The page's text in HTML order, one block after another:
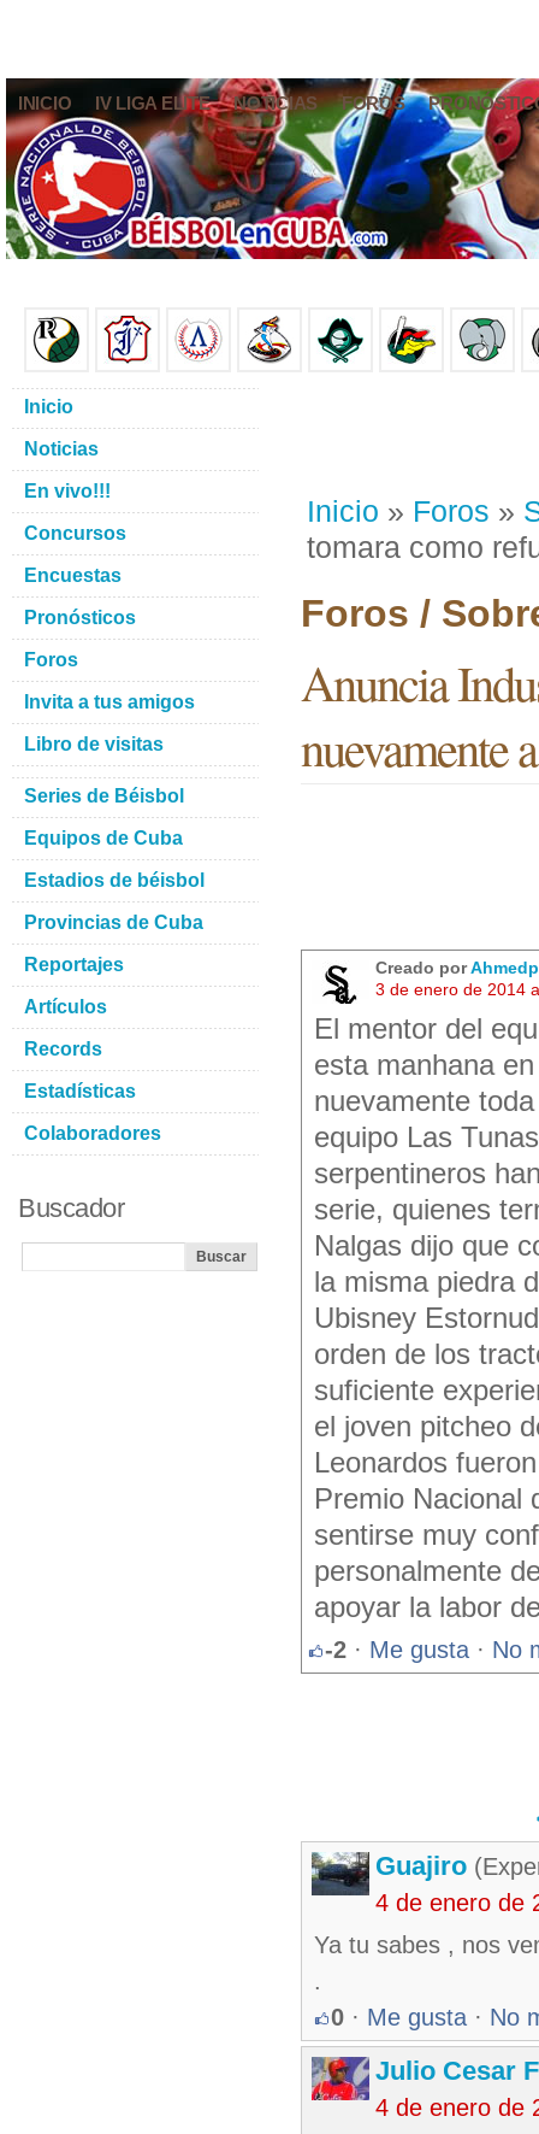
INICIO IV LIGA ELITE NOTICIAS FOROS
Inicio » Foros »
tomara como
Foros /
Anuncia
nuevamente
Creado por
3 de enero de 2014
El mentor del
esta manhana
nuevamente
equipo Las
serpentineros
serie, quienes
Nalgas dijo que
la misma piedra
Ubisney
orden de los
suficiente
el joven pitcheo
Leonardos
Premio Nacional
sentirse muy
personalmente
apoyar la labor
-2 · Me gusta · No
Guajiro
4 de enero de
Ya tu sabes , nos
.
0 · Me gusta · No
Julio Cesar
4 de enero de
Inicio
Noticias
En vivo!!!
Concursos
Encuestas
Pronósticos
Foros
Invita a tus amigos
Libro de visitas
Series de Béisbol
Equipos de Cuba
Estadios de béisbol
Provincias de Cuba
Reportajes
Artículos
Records
Estadísticas
Colaboradores
Buscador